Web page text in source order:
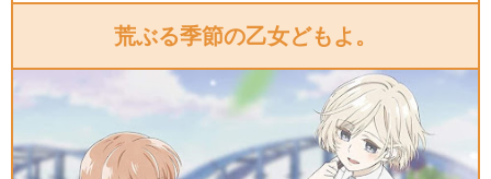
荒ぶる季節の乙女どもよ。